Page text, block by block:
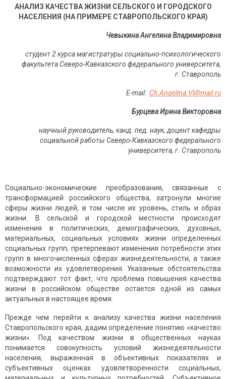
АНАЛИЗ КАЧЕСТВА ЖИЗНИ СЕЛЬСКОГО И ГОРОДСКОГО
НАСЕЛЕНИЯ (НА ПРИМЕРЕ СТАВРОПОЛЬСКОГО КРАЯ)
Чевыкина Ангелина Владимировна
студент 2 курса магистратуры социально-психологического
факультета Северо-Кавказского федерального университета,
г. Ставрополь
E-mail: Ch.Anqelina.Vl@mail.ru
Бурцева Ирина Викторовна
научный руководитель, канд. пед. наук, доцент кафедры
социальной работы Северо-Кавказского федерального
университета, г. Ставрополь
Социально-экономические преобразования, связанные с
трансформацией российского общества, затронули многие
сферы жизни людей, в том числе их уровень, стиль и образ
жизни. В сельской и городской местности происходят
изменения в политических, демографических, духовных,
материальных, социальных условиях жизни определенных
социальных групп, претерпевают изменения потребности этих
групп в многочисленных сферах жизнедеятельности, а также
возможности их удовлетворения. Указанные обстоятельства
подтверждают тот факт, что проблема повышения качества
жизни в российском обществе остается одной из самых
актуальных в настоящее время.
Прежде чем перейти к анализу качества жизни населения
Ставропольского края, дадим определение понятию «качество
жизни». Под качеством жизни в общественных науках
понимается совокупность условий жизнедеятельности
населения, выраженная в объективных показателях и
субъективных оценках удовлетворенности социальных,